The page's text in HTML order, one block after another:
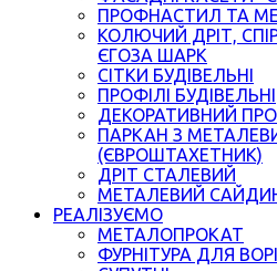
ПРОФНАСТИЛ ТА
КОЛЮЧИЙ ДРІТ,
ЄГОЗА ШАРК
СІТКИ БУДІВЕЛЬНІ
ПРОФІЛІ БУДІВЕЛЬНІ
ДЕКОРАТИВНИЙ
ПАРКАН З
(ЄВРОШТАХЕТНИК)
ДРІТ СТАЛЕВИЙ
МЕТАЛЕВИЙ
РЕАЛІЗУЄМО
МЕТАЛОПРОКАТ
ФУРНІТУРА ДЛЯ